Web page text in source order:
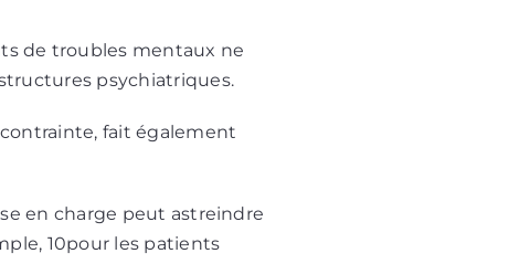
de troubles mentaux ne
psychiatriques.
fait également
en charge peut astreindre
10pour les patients